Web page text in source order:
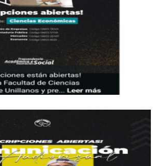
Andrés Sanmartín, Jhon
Andrés Mauricio Malaver,
Magaly Jiménez
Raquel Agudelo Berrio,
Luis Fernando Cantillo,
Vasquez, Jhon Fredy